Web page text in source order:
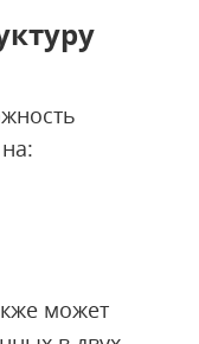
может